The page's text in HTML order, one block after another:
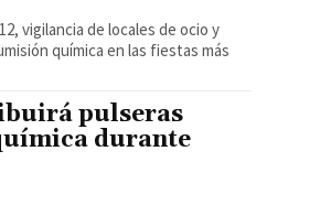
vigilancia de locales de ocio y
química en las fiestas más
pulseras
durante